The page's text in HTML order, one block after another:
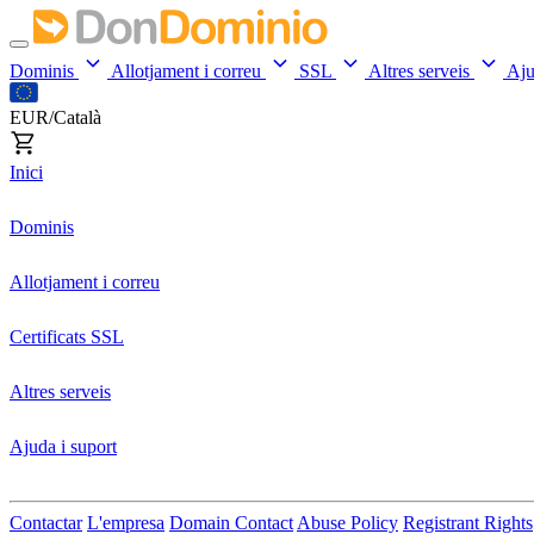
Dominis Allotjament i correu SSL Altres serveis
EUR/Català
Inici
Dominis
Allotjament i correu
Certificats SSL
Altres serveis
Ajuda i suport
Contactar L'empresa Domain Contact Abuse Policy Registrant Rights